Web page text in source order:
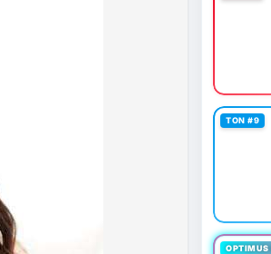
1/2027, yêu cầu tạm dừng
cung cấp nước ngoài
block rồi dừng do thiếu
với tâm lý sợ hãi chiếm
đợi tín hiệu rõ ràng hơn
gia tăng vị thế.
TON #9
OPTIMUS